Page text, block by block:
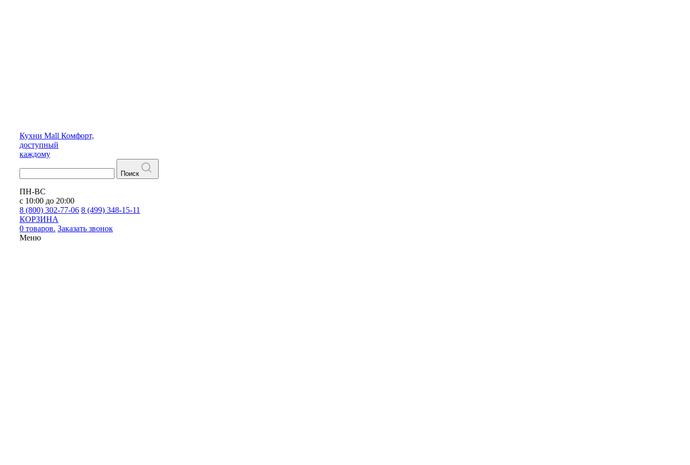
Кухни Mall Комфорт,
доступный
каждому
Поиск
ПН-ВС
с 10:00 до 20:00
8 (800) 302-77-06 8 (499) 348-15-11
КОРЗИНА
0 товаров. Заказать звонок
Меню